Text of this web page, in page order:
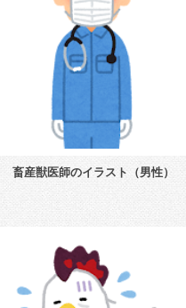
畜産獣医師のイラスト（男性）